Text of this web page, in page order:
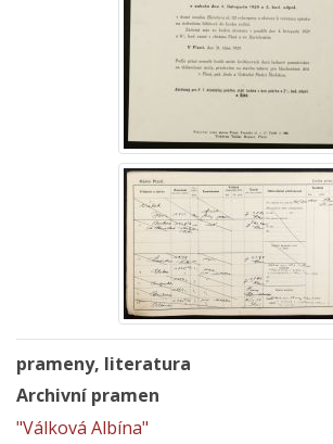
prameny, literatura
Archivní pramen
"Válková Albína"